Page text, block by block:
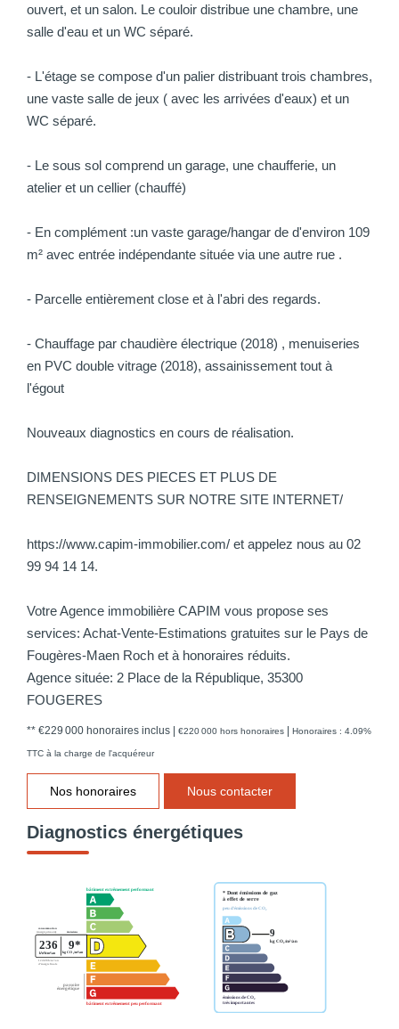
ouvert, et un salon. Le couloir distribue une chambre, une
salle d'eau et un WC séparé.
- L'étage se compose d'un palier distribuant trois chambres,
une vaste salle de jeux ( avec les arrivées d'eaux) et un
WC séparé.
- Le sous sol comprend un garage, une chaufferie, un
atelier et un cellier (chauffé)
- En complément :un vaste garage/hangar de d'environ 109
m² avec entrée indépendante située via une autre rue .
- Parcelle entièrement close et à l'abri des regards.
- Chauffage par chaudière électrique (2018) , menuiseries
en PVC double vitrage (2018), assainissement tout à
l'égout
Nouveaux diagnostics en cours de réalisation.
DIMENSIONS DES PIECES ET PLUS DE
RENSEIGNEMENTS SUR NOTRE SITE INTERNET/
https://www.capim-immobilier.com/ et appelez nous au 02
99 94 14 14.
Votre Agence immobilière CAPIM vous propose ses
services: Achat-Vente-Estimations gratuites sur le Pays de
Fougères-Maen Roch et à honoraires réduits.
Agence située: 2 Place de la République, 35300
FOUGERES
** €229 000 honoraires inclus | €220 000 hors honoraires | Honoraires : 4.09%
TTC à la charge de l'acquéreur
Nos honoraires Nous contacter
Diagnostics énergétiques